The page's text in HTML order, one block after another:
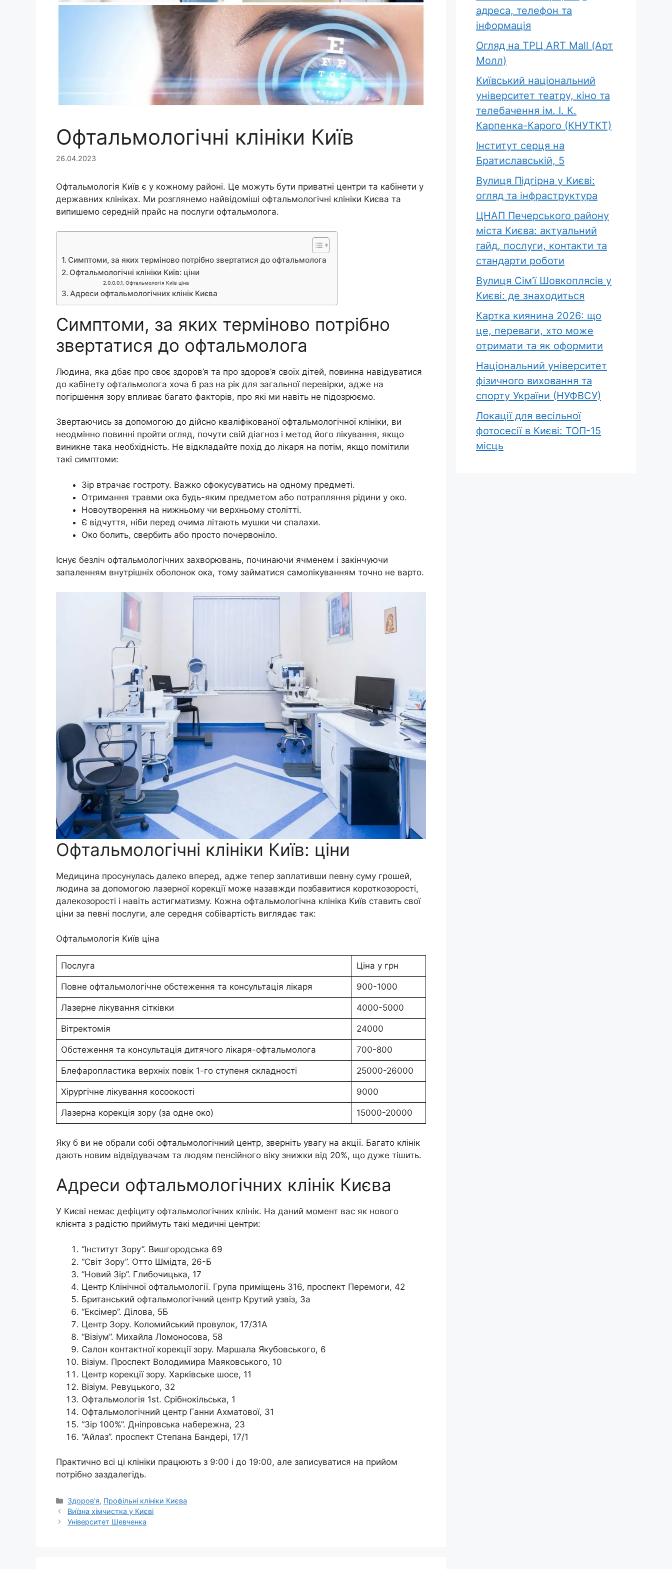
Офтальмологічні клініки Київ
26.04.2023
Офтальмологія Київ є у кожному районі. Це можуть бути приватні центри та кабінети у
державних клініках. Ми розглянемо найвідоміші офтальмологічні клініки Києва та
випишемо середній прайс на послуги офтальмолога.
Симптоми, за яких терміново потрібно звертатися до офтальмолога
Офтальмологічні клініки Київ: ціни
Офтальмологія Київ ціна
Адреси офтальмологічних клінік Києва
Симптоми, за яких терміново потрібно
звертатися до офтальмолога
Людина, яка дбає про своє здоров’я та про здоров’я своїх дітей, повинна навідуватися
до кабінету офтальмолога хоча б раз на рік для загальної перевірки, адже на
погіршення зору впливає багато факторів, про які ми навіть не підозрюємо.
Звертаючись за допомогою до дійсно кваліфікованої офтальмологічної клініки, ви
неодмінно повинні пройти огляд, почути свій діагноз і метод його лікування, якщо
виникне така необхідність. Не відкладайте похід до лікаря на потім, якщо помітили
такі симптоми:
Зір втрачає гостроту. Важко сфокусуватись на одному предметі.
Отримання травми ока будь-яким предметом або потрапляння рідини у око.
Новоутворення на нижньому чи верхньому столітті.
Є відчуття, ніби перед очима літають мушки чи спалахи.
Око болить, свербить або просто почервоніло.
Існує безліч офтальмологічних захворювань, починаючи ячменем і закінчуючи
запаленням внутрішніх оболонок ока, тому займатися самолікуванням точно не варто.
Офтальмологічні клініки Київ: ціни
Медицина просунулась далеко вперед, адже тепер заплативши певну суму грошей,
людина за допомогою лазерної корекції може назавжди позбавитися короткозорості,
далекозорості і навіть астигматизму. Кожна офтальмологічна клініка Київ ставить свої
ціни за певні послуги, але середня собівартість виглядає так:
Офтальмологія Київ ціна
Послуга Ціна у грн
Повне офтальмологічне обстеження та консультація лікаря 900-1000
Лазерне лікування сітківки 4000-5000
Вітректомія 24000
Обстеження та консультація дитячого лікаря-офтальмолога 700-800
Блефаропластика верхніх повік 1-го ступеня складності 25000-26000
Хірургічне лікування косоокості 9000
Лазерна корекція зору (за одне око) 15000-20000
Яку б ви не обрали собі офтальмологічний центр, зверніть увагу на акції. Багато клінік
дають новим відвідувачам та людям пенсійного віку знижки від 20%, що дуже тішить.
Адреси офтальмологічних клінік Києва
У Києві немає дефіциту офтальмологічних клінік. На даний момент вас як нового
клієнта з радістю приймуть такі медичні центри:
“Інститут Зору”. Вишгородська 69
“Світ Зору”. Отто Шмідта, 26-Б
“Новий Зір”. Глибочицька, 17
Центр Клінічної офтальмології. Група приміщень 316, проспект Перемоги, 42
Британський офтальмологічний центр Крутий узвіз, 3а
“Ексімер”. Ділова, 5Б
Центр Зору. Коломийський провулок, 17/31А
“Візіум”. Михайла Ломоносова, 58
Салон контактної корекції зору. Маршала Якубовського, 6
Візіум. Проспект Володимира Маяковського, 10
Центр корекції зору. Харківське шосе, 11
Візіум. Ревуцького, 32
Офтальмологія 1st. Срібнокільська, 1
Офтальмологічний центр Ганни Ахматової, 31
“Зір 100%”. Дніпровська набережна, 23
“Айлаз”. проспект Степана Бандері, 17/1
Практично всі ці клініки працюють з 9:00 і до 19:00, але записуватися на прийом
потрібно заздалегідь.
Категорії
Здоров'я, Профільні клініки Києва
Виїзна хімчистка у Києві
Університет Шевченка
адреса, телефон та
інформація
Огляд на ТРЦ ART Mall (Арт
Молл)
Київський національний
університет театру, кіно та
телебачення ім. І. К.
Карпенка-Карого (КНУТКТ)
Інститут серця на
Братиславській, 5
Вулиця Підгірна у Києві:
огляд та інфраструктура
ЦНАП Печерського району
міста Києва: актуальний
гайд, послуги, контакти та
стандарти роботи
Вулиця Сім’ї Шовкоплясів у
Києві: де знаходиться
Картка киянина 2026: що
це, переваги, хто може
отримати та як оформити
Національний університет
фізичного виховання та
спорту України (НУФВСУ)
Локації для весільної
фотосесії в Києві: ТОП-15
місць